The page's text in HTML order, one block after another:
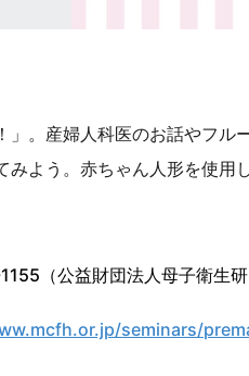
。産婦人科医のお話やフ
よう。赤ちゃん人形を使
（公益財団法人母子衛生
seminars/